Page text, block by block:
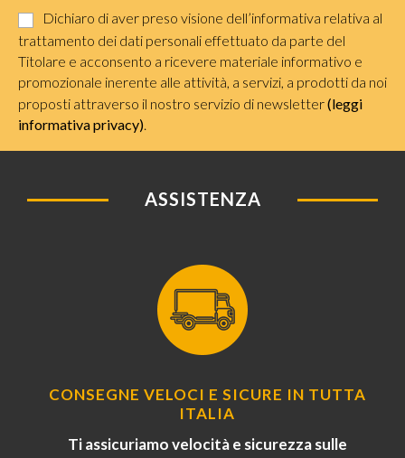
Dichiaro di aver preso visione dell’informativa relativa al
trattamento dei dati personali effettuato da parte del
Titolare e acconsento a ricevere materiale informativo e
promozionale inerente alle attività, a servizi, a prodotti da noi
proposti attraverso il nostro servizio di newsletter(leggi
informativa privacy).
ASSISTENZA
CONSEGNE VELOCI E SICURE IN TUTTA
ITALIA
Ti assicuriamo velocità e sicurezza sulle